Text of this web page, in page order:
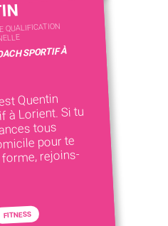
QUALIFICATION
SPORTIF À
Quentin
à Lorient. Si tu
tous
pour te
rejoins-
FITNESS